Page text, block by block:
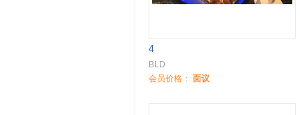
4
BLD
会员价格： 面议